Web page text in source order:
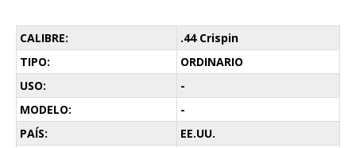
CALIBRE:
.44 Crispin
TIPO:
ORDINARIO
USO:
-
MODELO:
-
PAÍS:
EE.UU.